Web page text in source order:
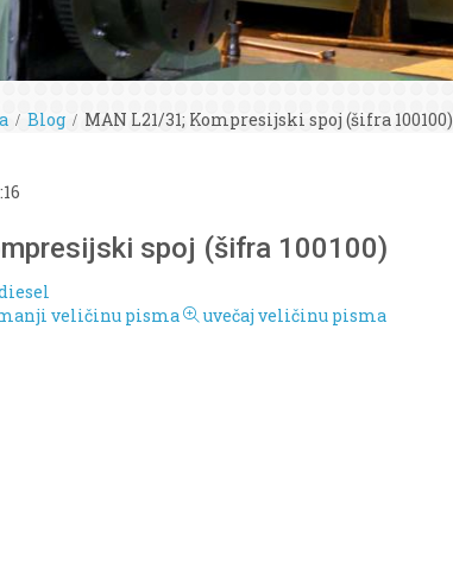
Blog MAN L21/31; Kompresijski spoj (šifra 100100)
spoj (šifra 100100)
veličinu pisma
uvečaj veličinu pisma